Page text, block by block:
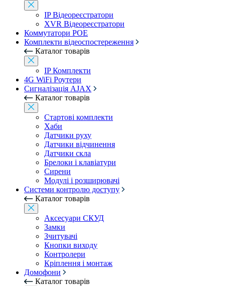
IP Відеореєстратори
XVR Відеореєстратори
Коммутатори POE
Комплекти відеоспостереження
Каталог товарів
IP Комплекти
4G WiFi Роутери
Сигналізація AJAX
Каталог товарів
Стартові комплекти
Хаби
Датчики руху
Датчики відчинення
Датчики скла
Брелоки і клавіатури
Сирени
Модулі і розширювачі
Системи контролю доступу
Каталог товарів
Аксесуари СКУД
Замки
Зчитувачі
Кнопки виходу
Контролери
Кріплення і монтаж
Домофони
Каталог товарів